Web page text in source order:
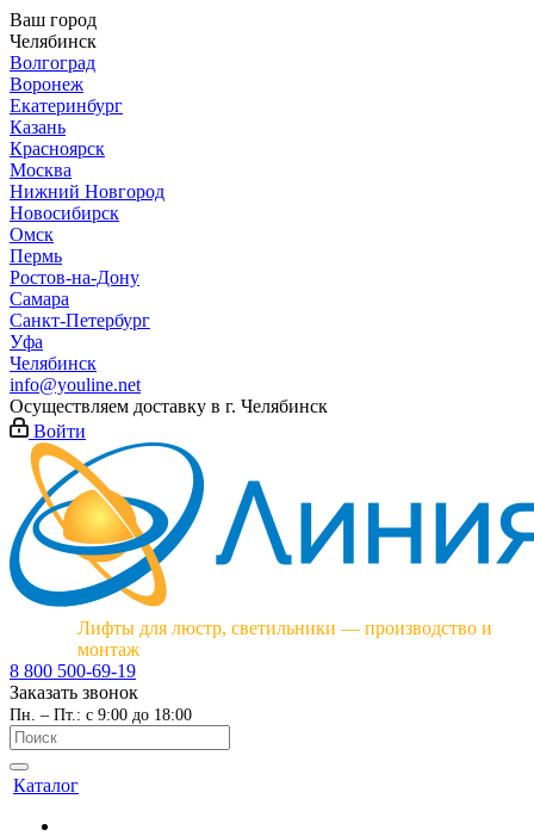
Ваш город
Челябинск
Волгоград
Воронеж
Екатеринбург
Казань
Красноярск
Москва
Нижний Новгород
Новосибирск
Омск
Пермь
Ростов-на-Дону
Самара
Санкт-Петербург
Уфа
Челябинск
info@youline.net
Осуществляем доставку в г. Челябинск
Войти
Лифты для люстр, светильники — производство и
монтаж
8 800 500-69-19
Заказать звонок
Пн. – Пт.: с 9:00 до 18:00
Каталог